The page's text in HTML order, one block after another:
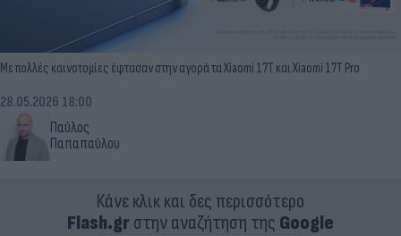
Με πολλές καινοτομίες έφτασαν στην αγορά τα Xiaomi 17T και Xiaomi 17T Pro
Παύλος
Παπαπαύλου
28.05.2026 18:00
Κάνε κλικ και δες περισσότερο
Flash.grστην αναζήτηση της Google